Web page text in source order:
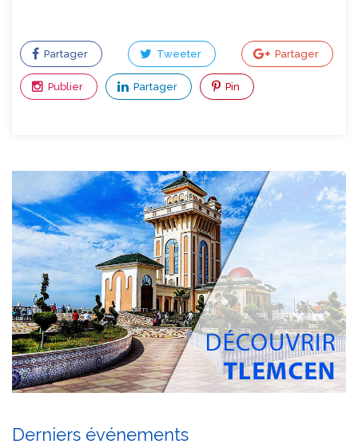
Partager Tweeter Partager
Publier Partager Pin
Derniers événements